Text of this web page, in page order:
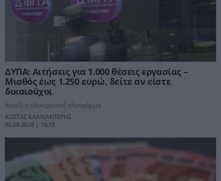
ΔΥΠΑ: Αιτήσεις για 1.000 θέσεις εργασίας –
Μισθός έως 1.250 ευρώ, δείτε αν είστε
δικαιούχοι
Ανοιξε η ηλεκτρονική πλατφόρμα
ΚΩΣΤΑΣ ΚΑΛΛΙΑΝΤΕΡΗΣ
06.08.2026 | 16:15